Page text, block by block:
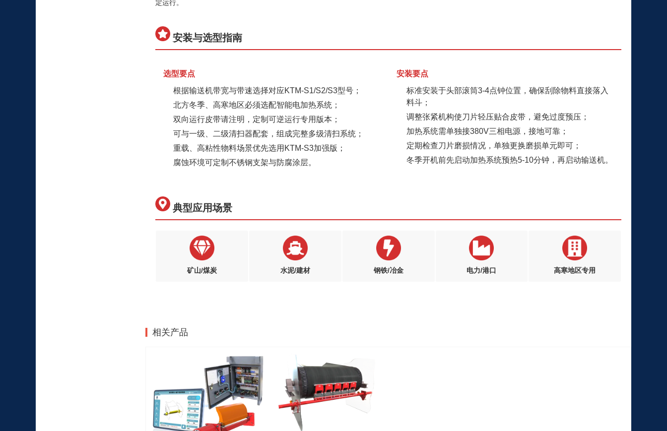
定运行。
安装与选型指南
选型要点
根据输送机带宽与带速选择对应KTM-S1/S2/S3型号；
北方冬季、高寒地区必须选配智能电加热系统；
双向运行皮带请注明，定制可逆运行专用版本；
可与一级、二级清扫器配套，组成完整多级清扫系统；
重载、高粘性物料场景优先选用KTM-S3加强版；
腐蚀环境可定制不锈钢支架与防腐涂层。
安装要点
标准安装于头部滚筒3-4点钟位置，确保刮除物料直接落入
料斗；
调整张紧机构使刀片轻压贴合皮带，避免过度预压；
加热系统需单独接380V三相电源，接地可靠；
定期检查刀片磨损情况，单独更换磨损单元即可；
冬季开机前先启动加热系统预热5-10分钟，再启动输送机。
典型应用场景
矿山/煤炭 水泥/建材 钢铁/冶金 电力/港口 高寒地区专用
相关产品